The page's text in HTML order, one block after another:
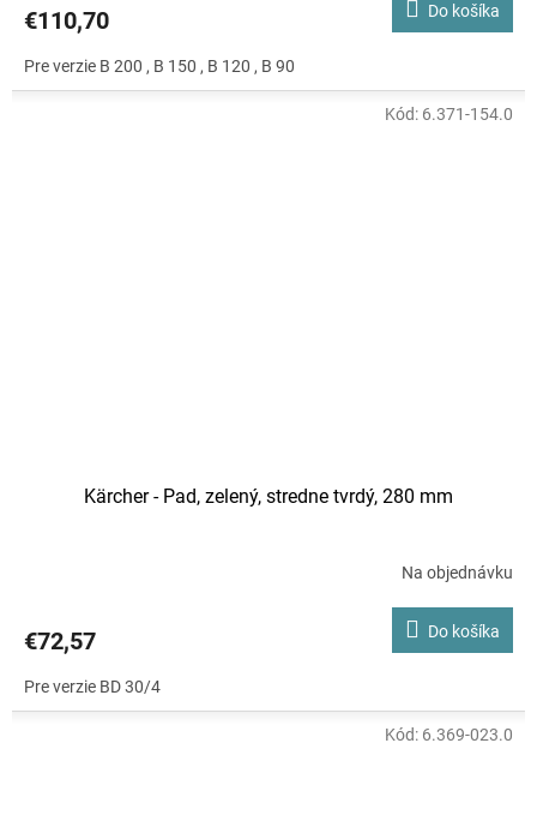
€110,70 Do košíka
Pre verzie B 200 , B 150 , B 120 , B 90
Kärcher - Pad, zelený, stredne tvrdý, 280 mm
Na objednávku
€72,57 Do košíka
Pre verzie BD 30/4
Kód: 6.371-154.0
Kód: 6.369-023.0